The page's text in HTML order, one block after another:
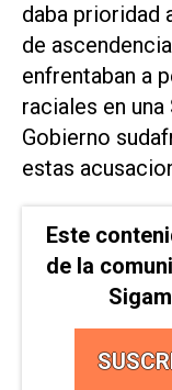
daba prioridad
de
enfrentaban a
raciales en
Gobierno
estas
Este
de la